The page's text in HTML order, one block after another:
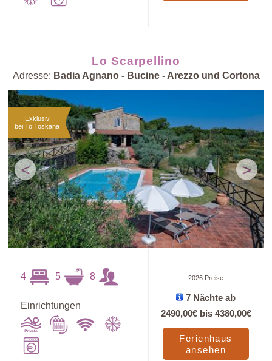
Lo Scarpellino
Adresse: Badia Agnano - Bucine - Arezzo und Cortona
< >
Exklusiv
bei To Toskana
4 5 8
Einrichtungen
2026 Preise
7 Nächte ab
2490,00€bis 4380,00€
Ferienhaus
ansehen